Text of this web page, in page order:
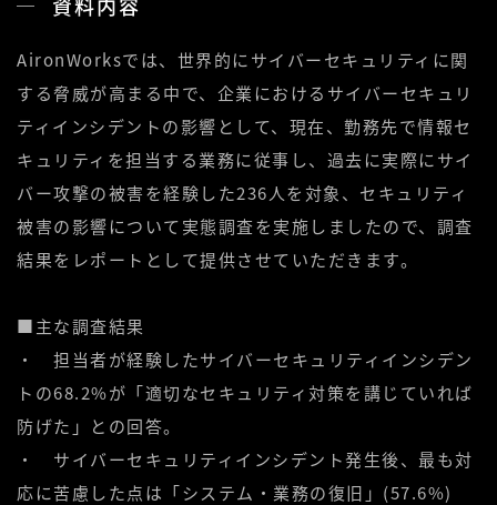
AironWorksでは、世界的にサイバーセキュリティに関
する脅威が高まる中で、企業におけるサイバーセキュリ
ティインシデントの影響として、 現在、勤務先で情報セ
キュリティを担当する業務に従事し、過去に実際にサイ
バー攻撃の被害を経験した236人を対象、セキュリティ
被害の影響について実態調査を実施しましたので、 調査
結果をレポートとして提供させていただきます。
■主な調査結果
・ 担当者が経験したサイバーセキュリティ インシデン
トの68.2%が「適切なセキュリティ対策を講じていれば
防げた」との回答。
・ サイバーセキュリティインシデント発生後、最も対
応に苦慮した点は「システム・業務の復旧」(57.6%)